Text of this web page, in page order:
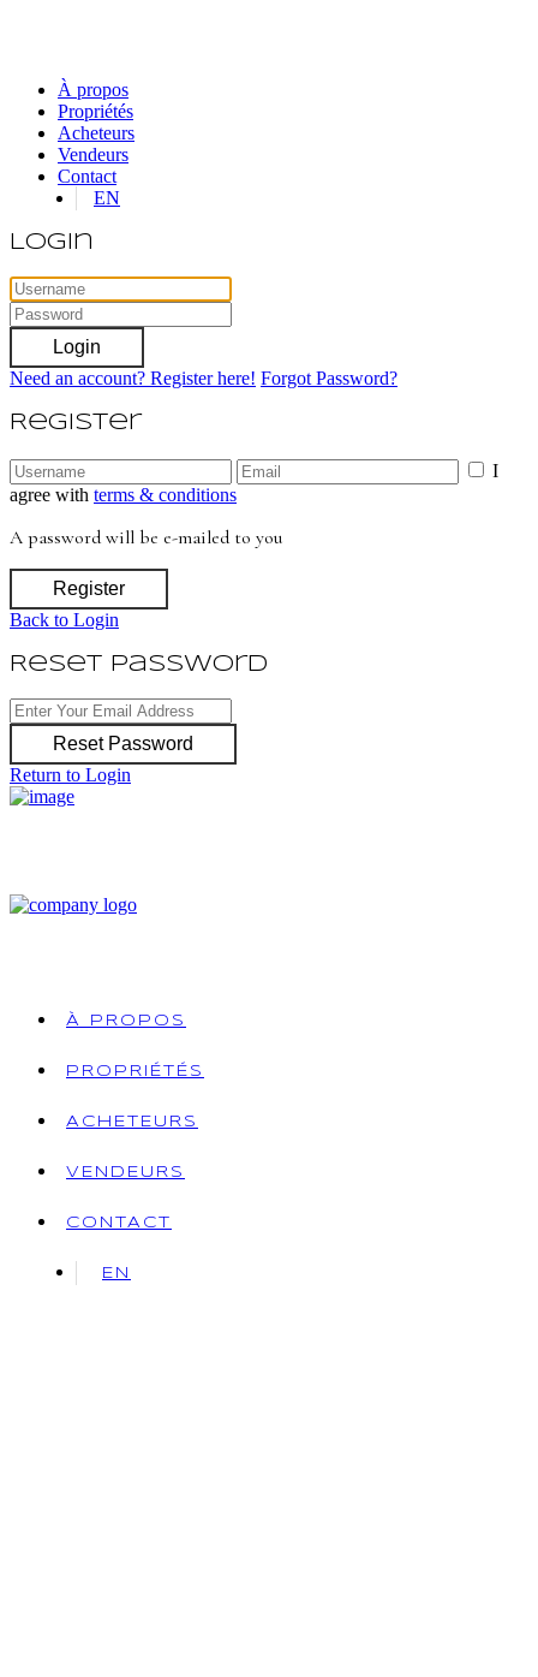
À propos
Propriétés
Acheteurs
Vendeurs
Contact
EN
Login
Login
Need an account? Register here! Forgot Password?
Register
I
agree with terms & conditions
A password will be e-mailed to you
Register
Back to Login
Reset Password
Reset Password
Return to Login
À PROPOS
PROPRIÉTÉS
ACHETEURS
VENDEURS
CONTACT
EN